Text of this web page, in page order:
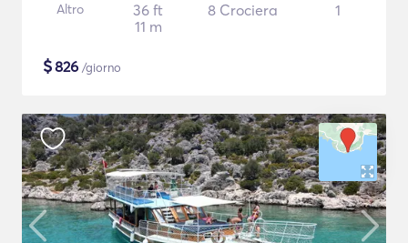
Altro
36 ft
11 m
8 Crociera 1
$826 /giorno